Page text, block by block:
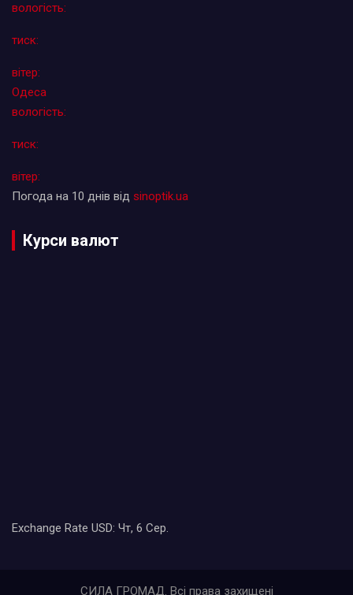
вологість:
тиск:
вітер:
Одеса
вологість:
тиск:
вітер:
Погода на 10 днів від sinoptik.ua
Курси валют
Exchange Rate USD: Чт, 6 Сер.
СИЛА ГРОМАД. Всі права захищені